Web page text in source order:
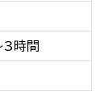
3時間